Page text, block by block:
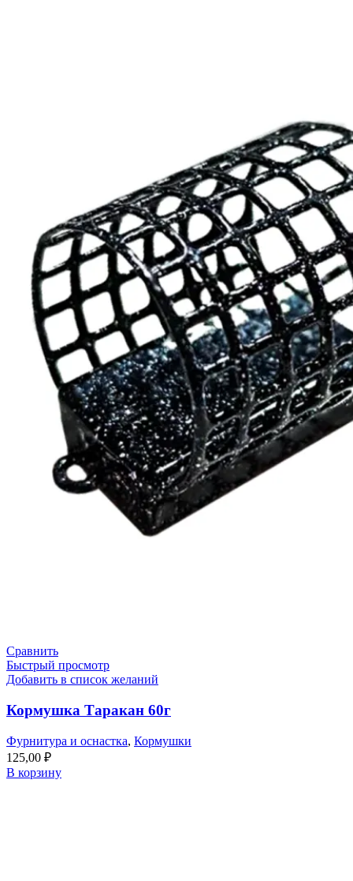
Сравнить
Быстрый просмотр
Добавить в список желаний
Кормушка Таракан 60г
Фурнитура и оснастка, Кормушки
125,00 ₽
В корзину